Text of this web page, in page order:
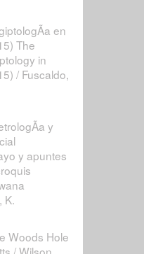
en
The
in
/ Fuscaldo,
y
y apuntes
K.
Woods Hole